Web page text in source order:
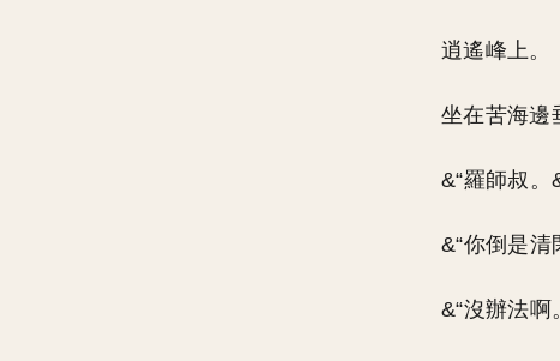
逍遙峰上。
坐在苦海邊
&“羅師叔。
&“你倒是清
&“沒辦法啊